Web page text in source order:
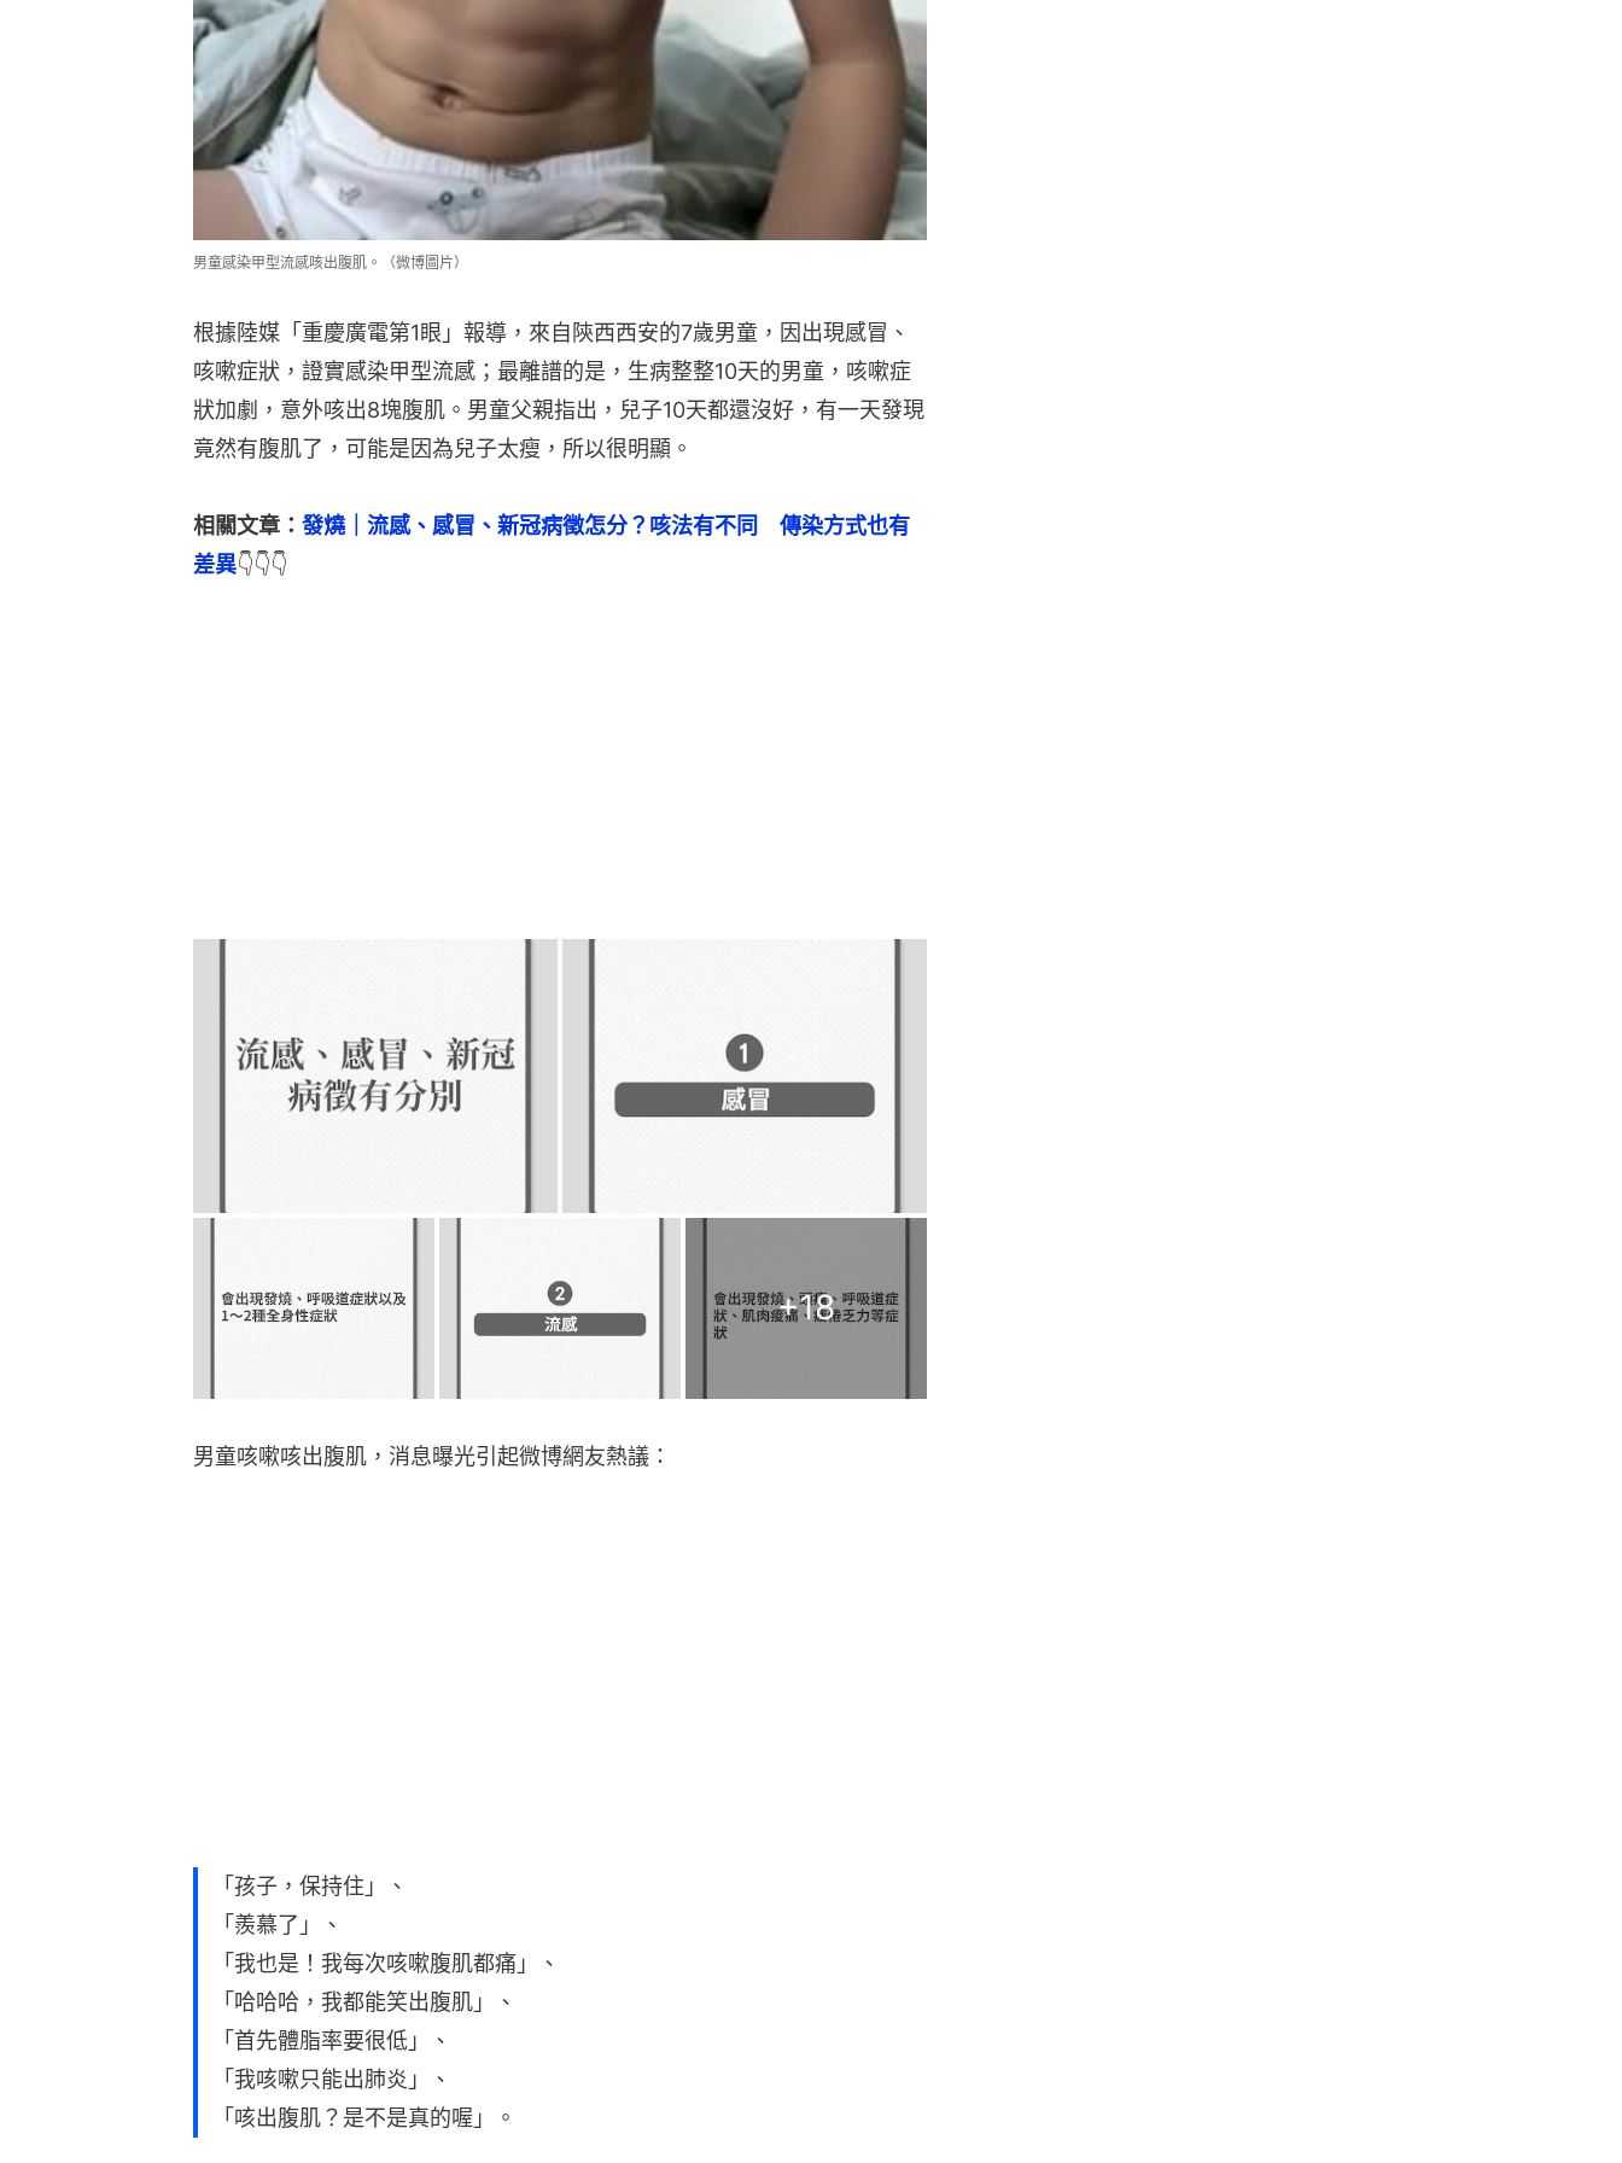
男童感染甲型流感咳出腹肌。（微博圖片）
根據陸媒「重慶廣電第1眼」報導，來自陝西西安的7歲男童，因出現感冒、
咳嗽症狀，證實感染甲型流感；最離譜的是，生病整整10天的男童，咳嗽症
狀加劇，意外咳出8塊腹肌。男童父親指出，兒子10天都還沒好，有一天發現
竟然有腹肌了，可能是因為兒子太瘦，所以很明顯。
相關文章： 發燒｜流感、感冒、新冠病徵怎分？咳法有不同　傳染方式也有
差異👇👇👇
+18
男童咳嗽咳出腹肌，消息曝光引起微博網友熱議：
「孩子，保持住」、
「羨慕了」、
「我也是！我每次咳嗽腹肌都痛」、
「哈哈哈，我都能笑出腹肌」、
「首先體脂率要很低」、
「我咳嗽只能出肺炎」、
「咳出腹肌？是不是真的喔」。